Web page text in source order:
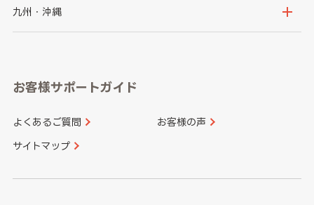
山梨県
愛知県
京都府
和歌山県
鳥取県
山口県
香川県 愛媛県
九州・沖縄
長崎県
大分県 宮崎県
お客様サポートガイド
よくあるご質問 お客様の声
サイトマップ